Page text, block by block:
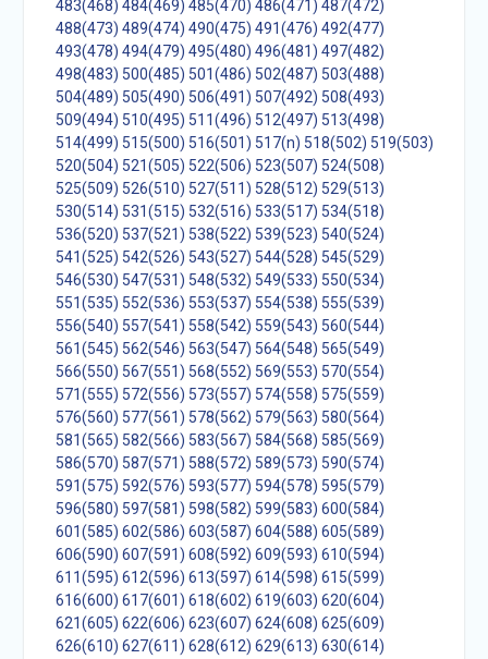
483(468) 484(469) 485(470) 486(471) 487(472)
488(473) 489(474) 490(475) 491(476) 492(477)
493(478) 494(479) 495(480) 496(481) 497(482)
498(483) 500(485) 501(486) 502(487) 503(488)
504(489) 505(490) 506(491) 507(492) 508(493)
509(494) 510(495) 511(496) 512(497) 513(498)
514(499) 515(500) 516(501) 517(n) 518(502) 519(503)
520(504) 521(505) 522(506) 523(507) 524(508)
525(509) 526(510) 527(511) 528(512) 529(513)
530(514) 531(515) 532(516) 533(517) 534(518)
536(520) 537(521) 538(522) 539(523) 540(524)
541(525) 542(526) 543(527) 544(528) 545(529)
546(530) 547(531) 548(532) 549(533) 550(534)
551(535) 552(536) 553(537) 554(538) 555(539)
556(540) 557(541) 558(542) 559(543) 560(544)
561(545) 562(546) 563(547) 564(548) 565(549)
566(550) 567(551) 568(552) 569(553) 570(554)
571(555) 572(556) 573(557) 574(558) 575(559)
576(560) 577(561) 578(562) 579(563) 580(564)
581(565) 582(566) 583(567) 584(568) 585(569)
586(570) 587(571) 588(572) 589(573) 590(574)
591(575) 592(576) 593(577) 594(578) 595(579)
596(580) 597(581) 598(582) 599(583) 600(584)
601(585) 602(586) 603(587) 604(588) 605(589)
606(590) 607(591) 608(592) 609(593) 610(594)
611(595) 612(596) 613(597) 614(598) 615(599)
616(600) 617(601) 618(602) 619(603) 620(604)
621(605) 622(606) 623(607) 624(608) 625(609)
626(610) 627(611) 628(612) 629(613) 630(614)